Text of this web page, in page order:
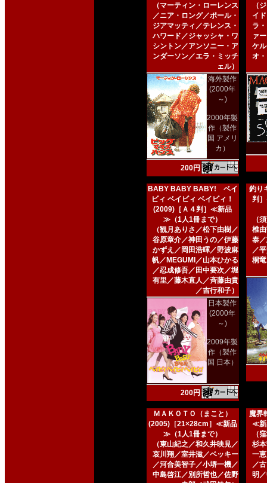
（マーティン・ローレンス
／ニア・ロング／ポール・
ジアマッティ／テレンス・
ハワード／ジャッシャ・ワ
シントン／アンソニー・ア
ンダーソン／エラ・ミッチ
ェル）
海外製作
(2000年
～)
2000年製
作（製作
国 アメリ
カ）
200円
（
イ
ラ
ァ
ケ
オ
BABY BABY BABY! ベイ
ビィ ベイビィ ベイビィ！
(2009)［Ａ４判］≪新品
≫（1人1冊まで）
（観月ありさ／松下由樹／
谷原章介／神田うの／伊藤
かずえ／岡田浩暉／野波麻
帆／MEGUMI／山本ひかる
／忍成修吾／田中要次／堀
有里／藤木直人／斉藤由貴
／吉行和子）
日本製作
(2000年
～)
2009年製
作（製作
国 日本）
200円
釣り
判
（
椎
泰
／
桐
ＭＡＫＯＴＯ（まこと）
(2005)［21×28cm］≪新品
≫（1人1冊まで）
（東山紀之／和久井映見／
哀川翔／室井滋／ベッキー
／河合美智子／小堺一機／
中島啓江／別所哲也／佐野
魔界
≪新
（
杉
一
／
明